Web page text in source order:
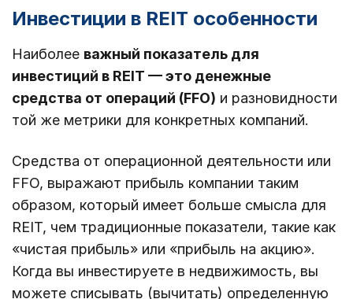
Инвестиции в REIT особенности
Наиболее важный показатель для
инвестиций в REIT — это денежные
средства от операций (FFO) и разновидности
той же метрики для конкретных компаний.
Средства от операционной деятельности или
FFO, выражают прибыль компании таким
образом, который имеет больше смысла для
REIT, чем традиционные показатели, такие как
«чистая прибыль» или «прибыль на акцию».
Когда вы инвестируете в недвижимость, вы
можете списывать (вычитать) определенную